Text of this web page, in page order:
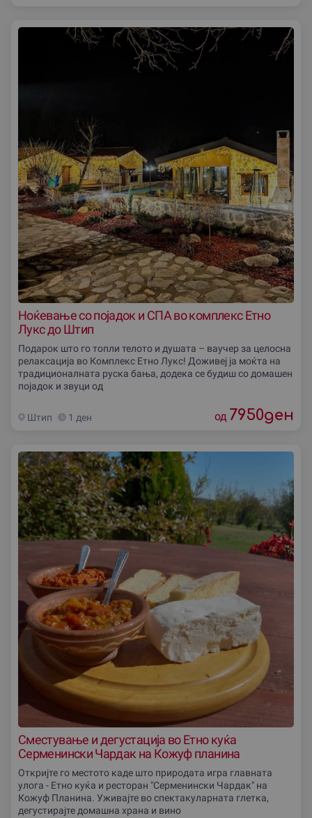
Ноќевање со појадок и СПА во комплекс Етно
Лукс до Штип
Подарок што го топли телото и душата – ваучер за целосна
релаксација во Комплекс Етно Лукс! Доживеј ја моќта на
традиционалната руска бања, додека се будиш со домашен
појадок и звуци од
Штип 1 ден од 7950ден
Сместување и дегустација во Етно куќа
Серменински Чардак на Кожуф планина
Откријте го местото каде што природата игра главната
улога - Етно куќа и ресторан "Серменински Чардак" на
Кожуф Планина. Уживајте во спектакуларната глетка,
дегустирајте домашна храна и вино